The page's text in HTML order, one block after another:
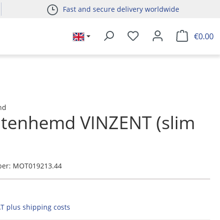
Fast and secure delivery worldwide
€0.00
VINZENT (slim
MOT019213.44
plus shipping costs